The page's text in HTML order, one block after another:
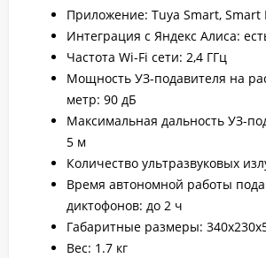
Приложение: Tuya Smart, Smart
Интеграция с Яндекс Алиса:
Частота Wi-Fi сети: 2,4 ГГц
Мощность УЗ-подавителя на
метр: 90 дБ
Максимальная дальность УЗ-
5 м
Количество ультразвуковых
Время автономной работы
диктофонов: до 2 ч
Габаритные размеры:
Вес: 1.7 кг